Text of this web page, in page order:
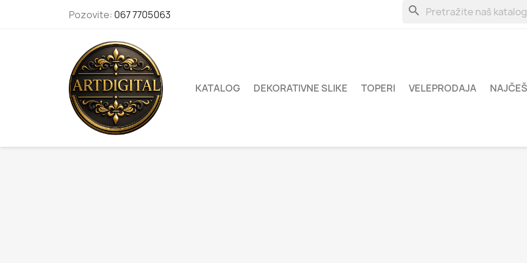
Pozovite: 067 7705063 search
KATALOG DEKORATIVNE SLIKE TOPERI VELEPRODAJA